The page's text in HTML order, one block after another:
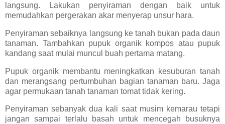
langsung. Lakukan penyiraman dengan baik untuk
memudahkan pergerakan akar menyerap unsur hara.
Penyiraman sebaiknya langsung ke tanah bukan pada daun
tanaman. Tambahkan pupuk organik kompos atau pupuk
kandang saat mulai muncul buah pertama matang.
Pupuk organik membantu meningkatkan kesuburan tanah
dan merangsang pertumbuhan bagian tanaman baru. Jaga
agar permukaan tanah tanaman tomat tidak kering.
Penyiraman sebanyak dua kali saat musim kemarau tetapi
jangan sampai terlalu basah untuk mencegah busuknya